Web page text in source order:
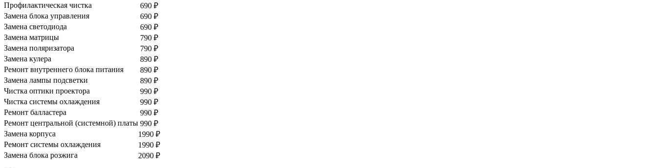
Профилактическая чистка
690 ₽
Замена блока управления
690 ₽
Замена светодиода
690 ₽
Замена матрицы
790 ₽
Замена поляризатора
790 ₽
Замена кулера
890 ₽
Ремонт внутреннего блока питания
890 ₽
Замена лампы подсветки
890 ₽
Чистка оптики проектора
990 ₽
Чистка системы охлаждения
990 ₽
Ремонт балластера
990 ₽
Ремонт центральной (системной) платы 990 ₽
Замена корпуса
1990 ₽
Ремонт системы охлаждения
1990 ₽
Замена блока розжига
2090 ₽